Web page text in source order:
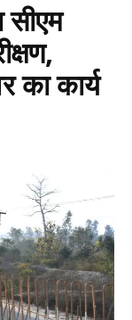
कार्य